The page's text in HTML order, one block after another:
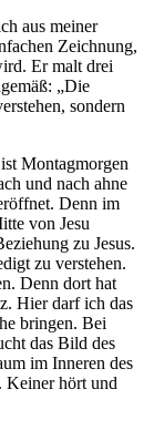
aus meiner
Zeichnung,
Er malt drei
„Die
sondern
Montagmorgen
und nach ahne
Denn im
von Jesu
zu Jesus.
zu verstehen.
Denn dort hat
Hier darf ich das
bringen. Bei
das Bild des
im Inneren des
Keiner hört und